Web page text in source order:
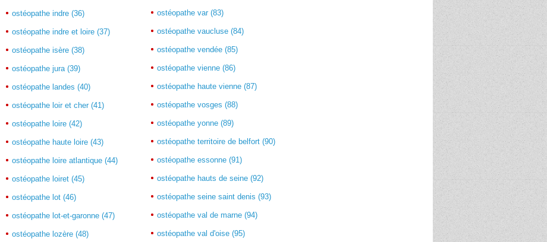
ostéopathe indre (36)
ostéopathe indre et loire (37)
ostéopathe isère (38)
ostéopathe jura (39)
ostéopathe landes (40)
ostéopathe loir et cher (41)
ostéopathe loire (42)
ostéopathe haute loire (43)
ostéopathe loire atlantique (44)
ostéopathe loiret (45)
ostéopathe lot (46)
ostéopathe lot-et-garonne (47)
ostéopathe lozère (48)
ostéopathe var (83)
ostéopathe vaucluse (84)
ostéopathe vendée (85)
ostéopathe vienne (86)
ostéopathe haute vienne (87)
ostéopathe vosges (88)
ostéopathe yonne (89)
ostéopathe territoire de belfort (90)
ostéopathe essonne (91)
ostéopathe hauts de seine (92)
ostéopathe seine saint denis (93)
ostéopathe val de marne (94)
ostéopathe val d'oise (95)